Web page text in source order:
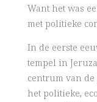
Want het was
met politieke
In de eerste
tempel in
centrum van de
het politieke,